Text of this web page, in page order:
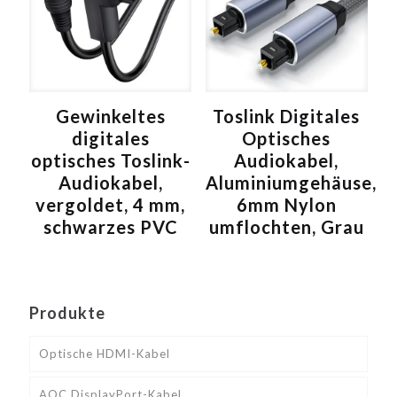
Gewinkeltes
digitales
optisches Toslink-
Audiokabel,
vergoldet, 4 mm,
schwarzes PVC
Toslink Digitales
Optisches
Audiokabel,
Aluminiumgehäuse,
6mm Nylon
umflochten, Grau
Produkte
Optische HDMI-Kabel